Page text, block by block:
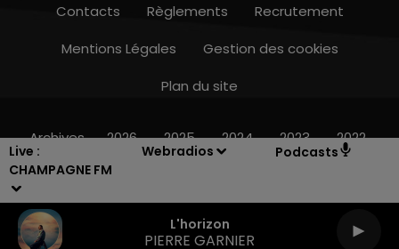
Live :
CHAMPAGNE FM
Webradios Podcasts
L'horizon
PIERRE GARNIER
Contacts Règlements
Recrutement
Mentions Légales
Gestion des cookies
Plan du site
Archives 2026 2025 2024 2023 2022